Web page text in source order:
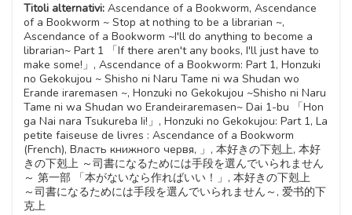
Titoli alternativi: Ascendance of a Bookworm, Ascendance
of a Bookworm ~ Stop at nothing to be a librarian ~,
Ascendance of a Bookworm ~I'll do anything to become a
librarian~ Part 1 「If there aren't any books, I'll just have to
make some!」, Ascendance of a Bookworm: Part 1, Honzuki
no Gekokujou ~ Shisho ni Naru Tame ni wa Shudan wo
Erande iraremasen ~, Honzuki no Gekokujou ~Shisho ni Naru
Tame ni wa Shudan wo Erandeiraremasen~ Dai 1-bu 「Hon
ga Nai nara Tsukureba Ii!」, Honzuki no Gekokujou: Part 1, La
petite faiseuse de livres : Ascendance of a Bookworm
(French), Власть книжного червя, 」, 本好きの下剋上, 本好
きの下剋上 ～司書になるためには手段を選んでいられません
～ 第一部 「本がないなら作ればいい！」, 本好きの下剋上
～司書になるためには手段を選んでいられません～, 爱书的下
克上